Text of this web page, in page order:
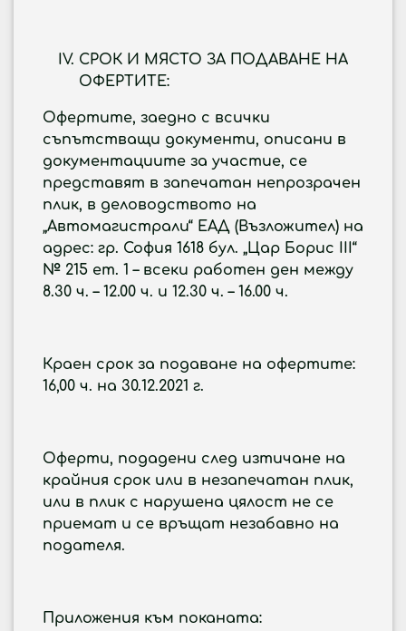
СРОК И МЯСТО ЗА ПОДАВАНЕ НА
ОФЕРТИТЕ:
Офертите, заедно с всички
съпътстващи документи, описани в
документациите за участие, се
представят в запечатан непрозрачен
плик, в деловодството на
„Автомагистрали“ ЕАД (Възложител) на
адрес: гр. София 1618 бул. „Цар Борис III“
№ 215 ет. 1 – всеки работен ден между
8.30 ч. – 12.00 ч. и 12.30 ч. – 16.00 ч.
Краен срок за подаване на офертите:
16,00 ч. на 30.12.2021 г.
Оферти, подадени след изтичане на
крайния срок или в незапечатан плик,
или в плик с нарушена цялост не се
приемат и се връщат незабавно на
подателя.
Приложения към поканата: